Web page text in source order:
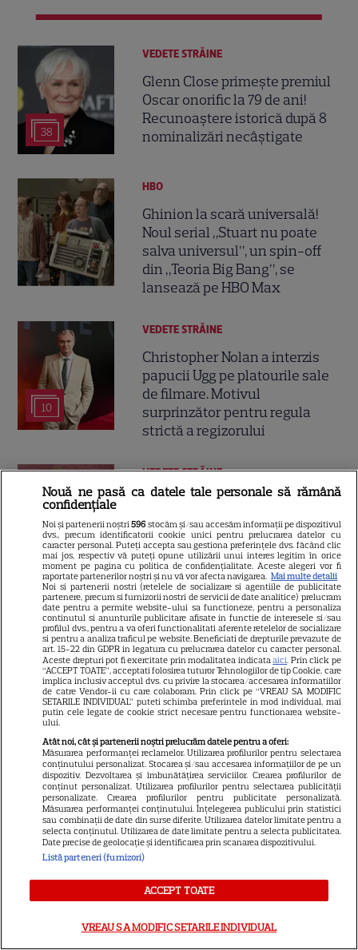
38
VEDETE STRĂINE
Glenn Close primește premiul
Oscar onorific la 79 de ani!
Recunoaștere istorică după 8
nominalizări necâștigate
HBO
Ghinion la scară universală!
Noul serial „Stuart nu poate
salva universul”, un spin-off
din „Teoria Big Bang”, se
lansează pe HBO Max
10
VEDETE STRĂINE
Christopher Nolan a interzis
papucii Ugg pe platourile sale
de filmare. Motivul
surprinzător pentru regula
strictă a regizorului
13
VEDETE STRĂINE
Hannah Waddingham va juca
alături de Jason Statham într-
o comedie de acțiune
spectaculoasă. Toate detaliile
despre proiect
7
VEDETE STRĂINE
Tragedie la Hollywood: A murit
Kaylee Hottle. Actrița din
„Godzilla vs. Kong” avea numai
18 ani
18
NETFLIX
„Totul se termină cu noi” face
furori pe Netflix România. Ce
se întâmplă cu continuarea
filmului cu Blake Lively și
Justin Baldoni
SERIALE ONLINE
Tensiune maximă în serialul
„Trafic” de la Pro TV! Ultimatum
Nouă ne pasă ca datele tale personale să rămână
confidențiale
Noi și partenerii noștri596 stocăm și/sau accesăm informații pe dispozitivul
dvs., precum identificatorii cookie unici pentru prelucrarea datelor cu
caracter personal. Puteți accepta sau gestiona preferințele dvs. făcând clic
mai jos, respectiv vă puteți opune utilizării unui interes legitim în orice
moment pe pagina cu politica de confidențialitate. Aceste alegeri vor fi
raportate partenerilor noștri și nu vă vor afecta navigarea. Mai multe detalii
Noi si partenerii nostri (retelele de socializare si agentiile de publicitate
partenere, precum si furnizorii nostri de servicii de date analitice) prelucram
date pentru a permite website-ului sa functioneze, pentru a personaliza
continutul si anunturile publicitare afisate in functie de interesele si/sau
profilul dvs., pentru a va oferi functionalitati aferente retelelor de socializare
si pentru a analiza traficul pe website. Beneficiati de drepturile prevazute de
art. 15-22 din GDPR in legatura cu prelucrarea datelor cu caracter personal.
Aceste drepturi pot fi exercitate prin modalitatea indicataaici. Prin click pe
“ACCEPT TOATE”, acceptati folosirea tuturor Tehnologiilor de tip Cookie, care
implica inclusiv acceptul dvs. cu privire la stocarea/accesarea informatiilor
de catre Vendor-ii cu care colaboram. Prin click pe “VREAU SA MODIFIC
SETARILE INDIVIDUAL” puteti schimba preferintele in mod individual, mai
putin cele legate de cookie strict necesare pentru functionarea website-
ului.
Atât noi, cât și partenerii noștri prelucrăm datele pentru a oferi:
Măsurarea performanței reclamelor. Utilizarea profilurilor pentru selectarea
conținutului personalizat. Stocarea și/sau accesarea informațiilor de pe un
dispozitiv. Dezvoltarea și îmbunătățirea serviciilor. Crearea profilurilor de
conținut personalizat. Utilizarea profilurilor pentru selectarea publicității
personalizate. Crearea profilurilor pentru publicitate personalizată.
Măsurarea performanței conținutului. Înțelegerea publicului prin statistici
sau combinații de date din surse diferite. Utilizarea datelor limitate pentru a
selecta conținutul. Utilizarea de date limitate pentru a selecta publicitatea.
Date precise de geolocație și identificarea prin scanarea dispozitivului.
Listă parteneri (furnizori)
ACCEPT TOATE
VREAU SA MODIFIC SETARILE INDIVIDUAL